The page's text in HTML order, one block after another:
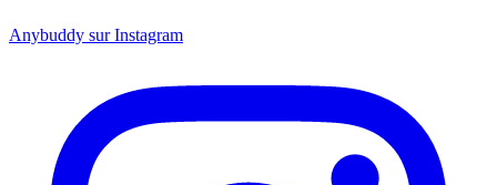
Anybuddy sur Instagram